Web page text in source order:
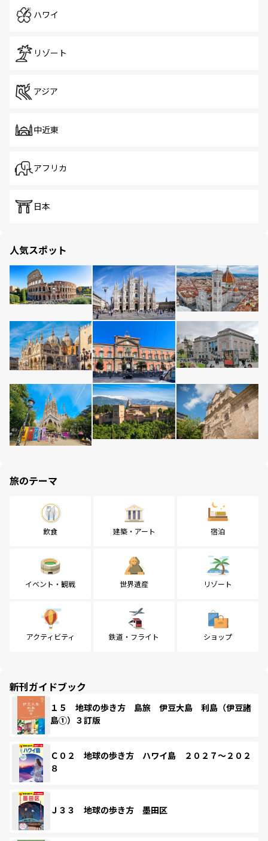
ハワイ
リゾート
アジア
中近東
アフリカ
日本
人気スポット
旅のテーマ
飲食 建築・アート 宿泊
イベント・観戦 世界遺産 リゾート
アクティビティ 鉄道・フライト ショップ
新刊ガイドブック
１５ 地球の歩き方 島旅 伊豆大島 利島（伊豆諸
島①）３訂版
Ｃ０２ 地球の歩き方 ハワイ島 ２０２７～２０２
８
Ｊ３３ 地球の歩き方 墨田区